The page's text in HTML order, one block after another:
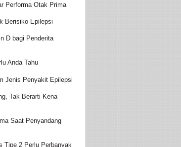
Performa Otak Prima
Berisiko Epilepsi
D bagi Penderita
Anda Tahu
Jenis Penyakit Epilepsi
Tak Berarti Kena
Saat Penyandang
Tipe 2 Perlu Perbanyak